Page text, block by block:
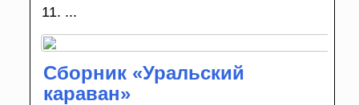
11. ...
Сборник «Уральский
караван»